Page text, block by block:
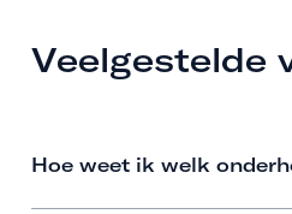
Veelgestelde
Hoe weet ik welk